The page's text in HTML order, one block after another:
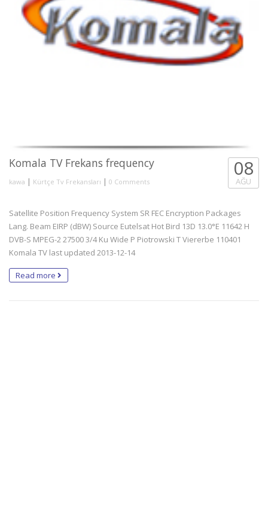
Komala TV Frekans frequency
kawa | Kürtçe Tv Frekansları | 0 Comments
08
AĞU
Satellite Position Frequency System SR FEC Encryption Packages
Lang. Beam EIRP (dBW) Source Eutelsat Hot Bird 13D 13.0°E 11642 H
DVB-S MPEG-2 27500 3/4 Ku Wide P Piotrowski T Viererbe 110401
Komala TV last updated 2013-12-14
Read more